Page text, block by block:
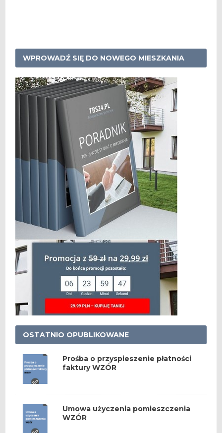
WPROWADŹ SIĘ DO NOWEGO MIESZKANIA
OSTATNIO OPUBLIKOWANE
Prośba o przyspieszenie płatności
faktury WZÓR
Umowa użyczenia pomieszczenia
WZÓR